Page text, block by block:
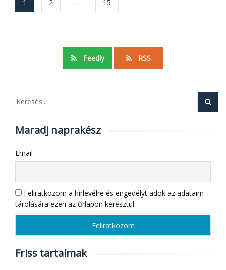
–
egy
feltöltéssel
navigáció
1 2 … 15
Feedly RSS
Maradj naprakész
Email
Feliratkozom a hírlevélre és engedélyt adok az adataim
tárolására ezen az űrlapon keresztül
Friss tartalmak